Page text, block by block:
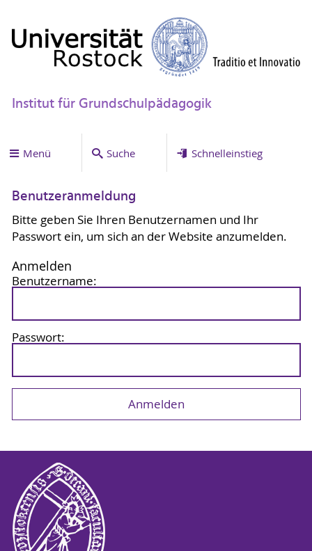
Institut für Grundschulpädagogik
Menü Suche Schnelleinstieg
Benutzeranmeldung
Bitte geben Sie Ihren Benutzernamen und Ihr
Passwort ein, um sich an der Website anzumelden.
Anmelden
Benutzername:
Passwort: